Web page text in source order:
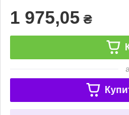
1 975,05 ₴